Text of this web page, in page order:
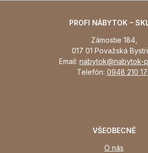
PROFI NÁBYTOK –
Zámostie 184,
017 01 Považská
Email: nabytok@nabytok-
Telefón: 0948 210
VŠEOBECNÉ
O nás